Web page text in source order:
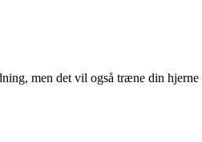
men det vil også træne din hjerne